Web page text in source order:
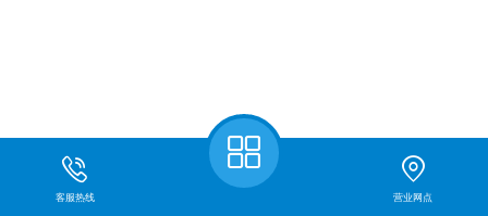
客服热线 营业网点